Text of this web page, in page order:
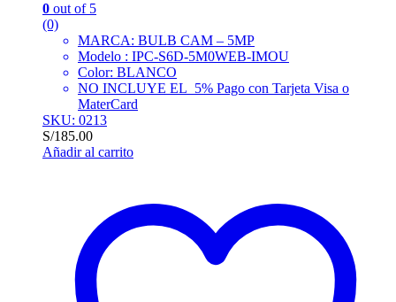
0 out of 5
(0)
MARCA: BULB CAM – 5MP
Modelo : IPC-S6D-5M0WEB-IMOU
Color: BLANCO
NO INCLUYE EL 5% Pago con Tarjeta Visa o
MaterCard
SKU: 0213
S/185.00
Añadir al carrito